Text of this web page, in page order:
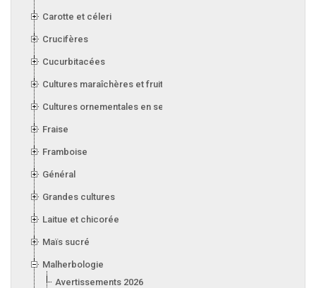
Carotte et céleri
Crucifères
Cucurbitacées
Cultures maraîchères et fruitières en serre
Cultures ornementales en serre
Fraise
Framboise
Général
Grandes cultures
Laitue et chicorée
Maïs sucré
Malherbologie
Avertissements 2026